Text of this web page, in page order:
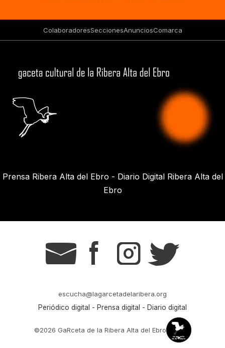
ColaboradoresSeccionesAnunciosComarca
Prensa Ribera Alta del Ebro - Diario Digital Ribera Alta del
Ebro
g s t r
escucha@lagarcetadelaribera.org
Periódico digital - Prensa digital - Diario digital
©2026 GaRceta de la Ribera Alta del Ebro